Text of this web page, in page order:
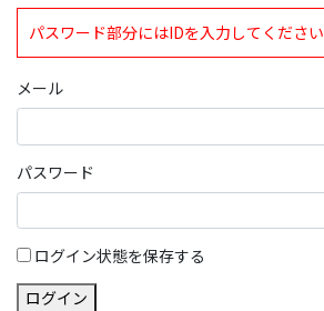
パスワード部分にはIDを入力してください
メール
パスワード
ログイン状態を保存する
ログイン